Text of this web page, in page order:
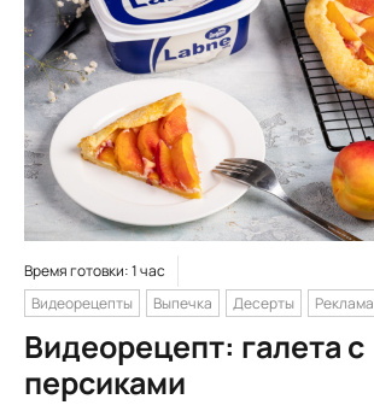
Время готовки: 1 час
Видеорецепты
Выпечка Десерты Реклама
Видеорецепт: галета с
персиками